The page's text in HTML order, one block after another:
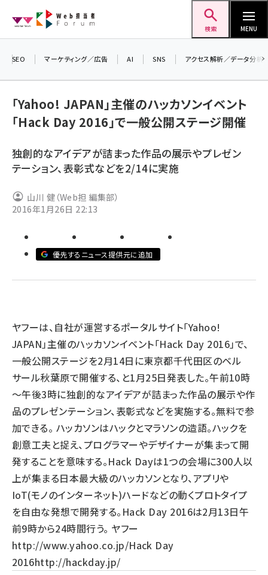
ン
検索 MENU
ai (2811)
note (2315)
z世代 (1623)
SEO マーケティング／広告 AI SNS アクセス解析／データ分析
「Yahoo! JAPAN」主催のハッカソンイベント
「Hack Day 2016」で一般公開ステージ開催
独創的なアイデアが詰まった作品の展示やプレゼン
テーション、表彰式などを2/14に実施
山川 健（Web担 編集部）
2016年1月26日 22:13
優先するニュース提供元に追加
ヤフーは、自社が運営するポータルサイト「Yahoo!
JAPAN」主催のハッカソンイベント「Hack Day 2016」で、
一般公開ステージを2月14日に東京都千代田区のベル
サール秋葉原で開催する、と1月25日発表した。午前10時
～午後3時に独創的なアイデアが詰まった作品の展示や作
品のプレゼンテーション、表彰式などを実施する。無料で参
加できる。 ハッカソンはハックとマラソンの造語。ハックを
創意工夫と捉え、プログラマーやデザイナーが集まって開
発することを意味する。Hack Dayは1つの会場に300人以
上が集まる日本最大級のハッカソンとなり、アプリや
IoT(モノのインターネット)ハードなどの動くプロトタイプ
を自由な発想で開発する。Hack Day 2016は2月13日午
前9時から24時間行う。 ヤフー
http://www.yahoo.co.jp/Hack Day
2016http://hackday.jp/